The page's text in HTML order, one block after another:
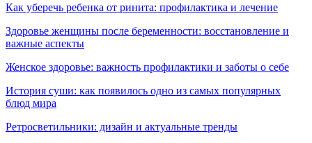
Как уберечь ребенка от ринита: профилактика и лечение
Здоровье женщины после беременности: восстановление и
важные аспекты
Женское здоровье: важность профилактики и заботы о себе
История суши: как появилось одно из самых популярных
блюд мира
Ретросветильники: дизайн и актуальные тренды